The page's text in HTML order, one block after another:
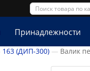
Принадлежности
163 (ДИП-300) Валик